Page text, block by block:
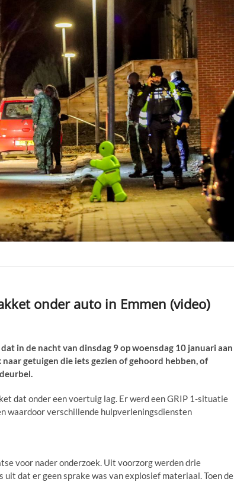
onder auto in Emmen (video)
in de nacht van dinsdag 9 op woensdag 10 januari aan
getuigen die iets gezien of gehoord hebben, of
dat onder een voertuig lag. Er werd een GRIP 1-situatie
waardoor verschillende hulpverleningsdiensten
voor nader onderzoek. Uit voorzorg werden drie
dat er geen sprake was van explosief materiaal. Toen de